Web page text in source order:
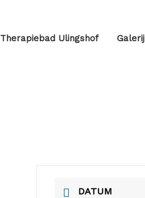
Therapiebad Ulingshof Galerij
DATUM